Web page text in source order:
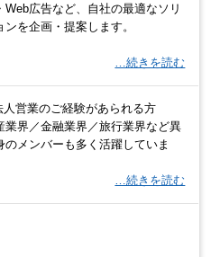
Web広告など、自社の最適なソリ
ンを企画・提案します。
…続きを読む
人営業のご経験があられる方
界／金融業界／旅行業界など異
のメンバーも多く活躍していま
…続きを読む